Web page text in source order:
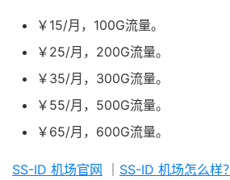
￥15/月，100G流量。
￥25/月，200G流量。
￥35/月，300G流量。
￥55/月，500G流量。
￥65/月，600G流量。
SS-ID 机场官网 SS-ID 机场怎么样？